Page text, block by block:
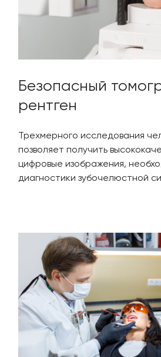
Безопасный
рентген
Трехмерного исследования
позволяет получить
цифровые изображения,
диагностики зубочелюстной